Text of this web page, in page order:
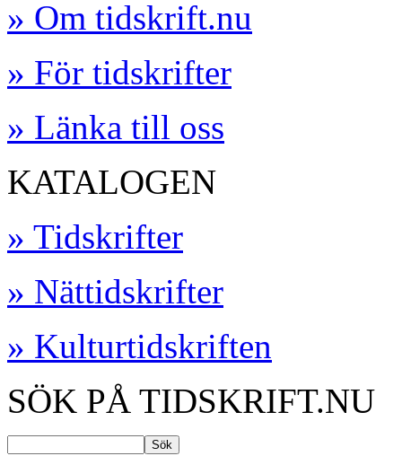
» Om tidskrift.nu
» För tidskrifter
» Länka till oss
KATALOGEN
» Tidskrifter
» Nättidskrifter
» Kulturtidskriften
SÖK PÅ TIDSKRIFT.NU